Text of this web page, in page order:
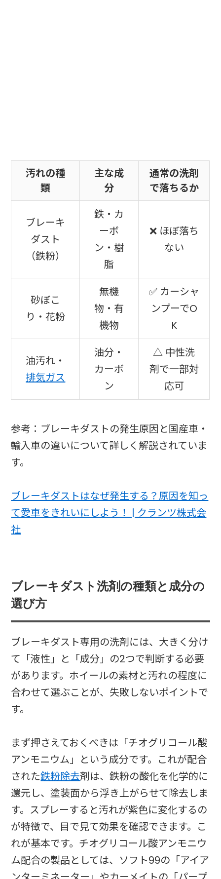
汚れの種
類
主な成
分
通常の洗剤
で落ちるか
ブレーキ
ダスト
（鉄粉）
鉄・カ
ーボ
ン・樹
脂
❌ ほぼ落ち
ない
砂ぼこ
り・花粉
無機
物・有
機物
✅ カーシャ
ンプーでO
K
油汚れ・
排気ガス
油分・
カーボ
ン
△ 中性洗
剤で一部対
応可
参考：ブレーキダストの発生原因と国産車・
輸入車の違いについて詳しく解説されていま
す。
ブレーキダストはなぜ発生する？原因を知っ
て愛車をきれいにしよう！ | クランツ株式会
社
ブレーキダスト洗剤の種類と成分の
選び方
ブレーキダスト専用の洗剤には、大きく分け
て「液性」と「成分」の2つで判断する必要
があります。ホイールの素材と汚れの程度に
合わせて選ぶことが、失敗しないポイントで
す。
まず押さえておくべきは「チオグリコール酸
アンモニウム」という成分です。これが配合
された鉄粉除去剤は、鉄粉の酸化を化学的に
還元し、塗装面から浮き上がらせて除去しま
す。スプレーすると汚れが紫色に変化するの
が特徴で、目で見て効果を確認できます。こ
れが基本です。チオグリコール酸アンモニウ
ム配合の製品としては、ソフト99の「アイア